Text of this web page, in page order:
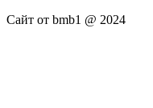
Сайт от bmb1 @ 2024